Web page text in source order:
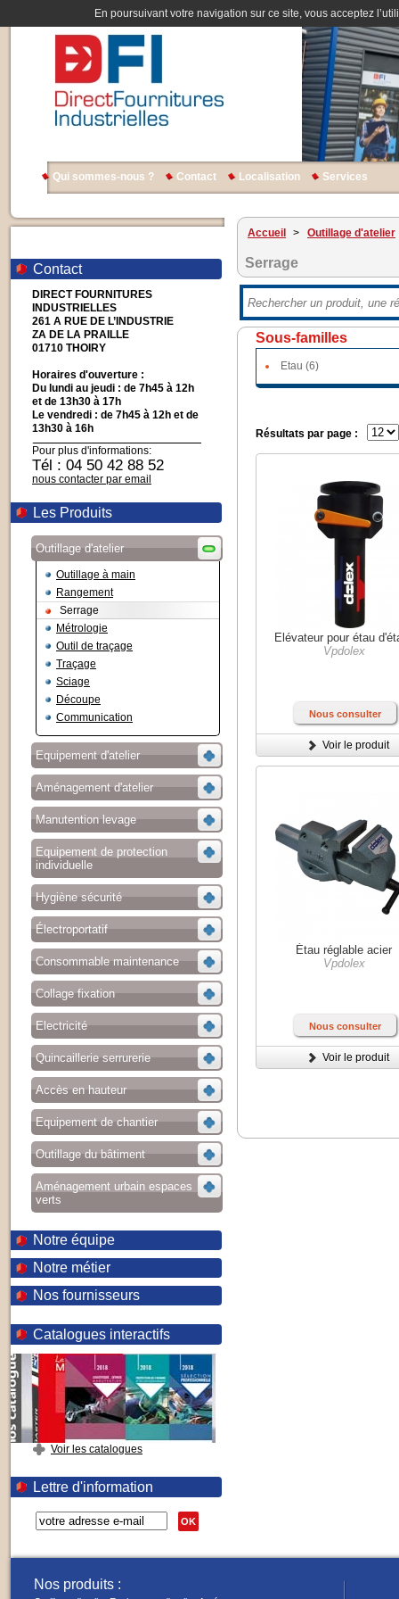
En poursuivant votre navigation sur ce site, vous acceptez
Qui sommes-nous ? Contact Localisation Services
Contact
DIRECT FOURNITURES
INDUSTRIELLES
261 A RUE DE L’INDUSTRIE
ZA DE LA PRAILLE
01710 THOIRY
Horaires d'ouverture :
Du lundi au jeudi : de 7h45 à 12h
et de 13h30 à 17h
Le vendredi : de 7h45 à 12h et de
13h30 à 16h
Pour plus d'informations:
Tél : 04 50 42 88 52
nous contacter par email
Les Produits
Outillage d'atelier
Outillage à main
Rangement
Serrage
Métrologie
Outil de traçage
Traçage
Sciage
Découpe
Communication
Equipement d'atelier
Aménagement d'atelier
Manutention levage
Equipement de protection
individuelle
Hygiène sécurité
Électroportatif
Consommable maintenance
Collage fixation
Electricité
Quincaillerie serrurerie
Accès en hauteur
Equipement de chantier
Outillage du bâtiment
Aménagement urbain espaces
verts
Notre équipe
Notre métier
Nos fournisseurs
Catalogues interactifs
Voir les catalogues
Lettre d'information
OK
Accueil > Outillage d'atelier
Serrage
Sous-familles
Etau (6)
Résultats par page :
Elévateur pour étau
Vpdolex
Nous consulter
Voir le produit
Étau réglable acier
Vpdolex
Nous consulter
Voir le produit
Nos produits :